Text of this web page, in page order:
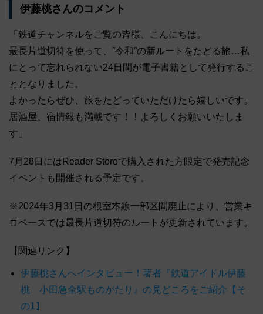
伊藤桃さんのコメント
「鉄道チャンネルをご覧の皆様、こんにちは。
最長片道切符を使って、”令和”の新ルートをたどる旅…私
にとって忘れられない24日間が電子書籍として発行するこ
ととなりました。
よかったらぜひ、旅をたどっていただけたら嬉しいです。
居酒屋、宿情報も満載です！！よろしくお願いいたしま
す」
7月28日にはReader Storeで購入された方限定で発売記念
イベントも開催される予定です。
※2024年3月31日の根室本線一部区間廃止により、営業キ
ロベースでは最長片道切符のルートが更新されています。
【関連リンク】
伊藤桃さんへインタビュー！著者『鉄道アイドル伊藤
桃 小田急全駅ものがたり』の見どころをご紹介【そ
の1】